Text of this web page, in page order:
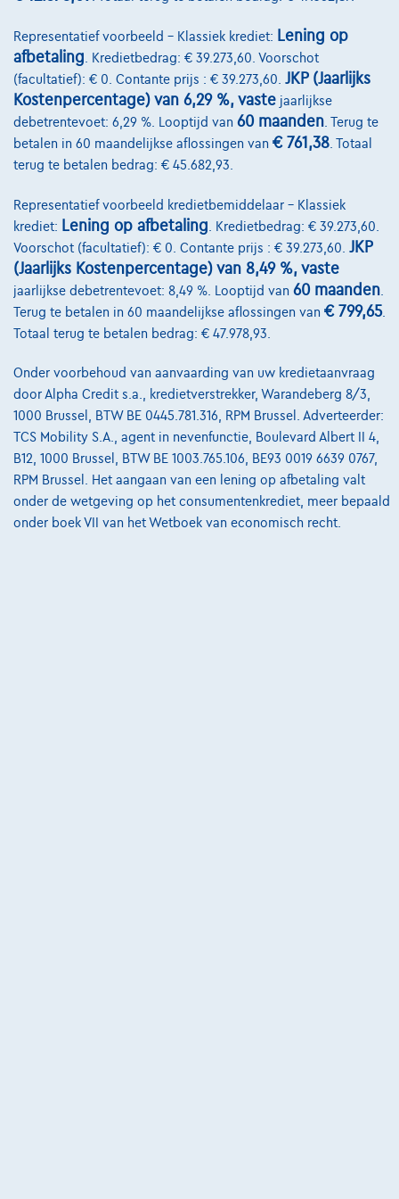
Citroen C4 X
1.2 T 100 You | GPS by App De Citroën C4 X 1.2 T 100 You combineert
06/2024
23.905 km Benzine Manueel 74 kW ( 99 PK )
€15.495 1 ✓BTW aftrekbaar
Vanaf€233,97/maandmet een laatste
maandaflossing van€4.882,47
Representatief voorbeeld – Klassiek krediet: Lening op
afbetaling . Kredietbedrag: € 39.273,60. Voorschot
(facultatief): € 0. Contante prijs : € 39.273,60. JKP (Jaarlijks
Kostenpercentage) van 6,29 %, vaste jaarlijkse
debetrentevoet: 6,29 %. Looptijd van 60 maanden . Terug te
betalen in 60 maandelijkse aflossingen van € 761,38 . Totaal
terug te betalen bedrag: € 45.682,93.
Representatief voorbeeld kredietbemiddelaar – Klassiek
krediet: Lening op afbetaling . Kredietbedrag: € 39.273,60.
Voorschot (facultatief): € 0. Contante prijs : € 39.273,60. JKP
(Jaarlijks Kostenpercentage) van 8,49 %, vaste
jaarlijkse debetrentevoet: 8,49 %. Looptijd van 60 maanden
Terug te betalen in 60 maandelijkse aflossingen van € 799,65.
Totaal terug te betalen bedrag: € 47.978,93.
Onder voorbehoud van aanvaarding van uw kredietaanvraag
door Alpha Credit s.a., kredietverstrekker, Warandeberg 8/3,
1000 Brussel, BTW BE 0445.781.316, RPM Brussel. Adverteerder:
TCS Mobility S.A., agent in nevenfunctie, Boulevard Albert II 4,
B12, 1000 Brussel, BTW BE 1003.765.106, BE93 0019 6639 0767,
RPM Brussel. Het aangaan van een lening op afbetaling valt
onder de wetgeving op het consumentenkrediet, meer bepaald
onder boek VII van het Wetboek van economisch recht.